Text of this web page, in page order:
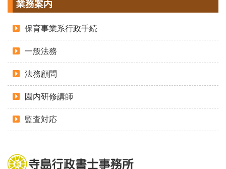
業務案内
保育事業系行政手続
一般法務
法務顧問
園内研修講師
監査対応